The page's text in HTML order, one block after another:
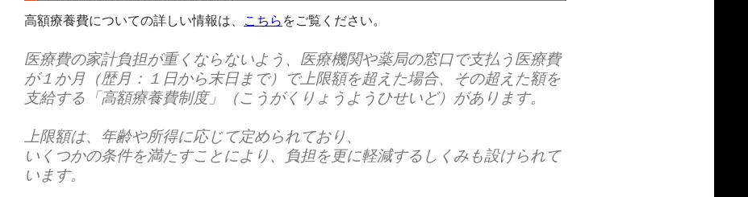
高額療養費についての詳しい情報は、 こちら をご覧ください。
医療費の家計負担が重くならないよう、医療機関や薬局の窓口で支払う医療費
が１か月（歴月：１日から末日まで）で上限額を超えた場合、その超えた額を
支給する「高額療養費制度」（こうがくりょうようひせいど）があります。
上限額は、年齢や所得に応じて定められており、
いくつかの条件を満たすことにより、負担を更に軽減するしくみも設けられて
います。